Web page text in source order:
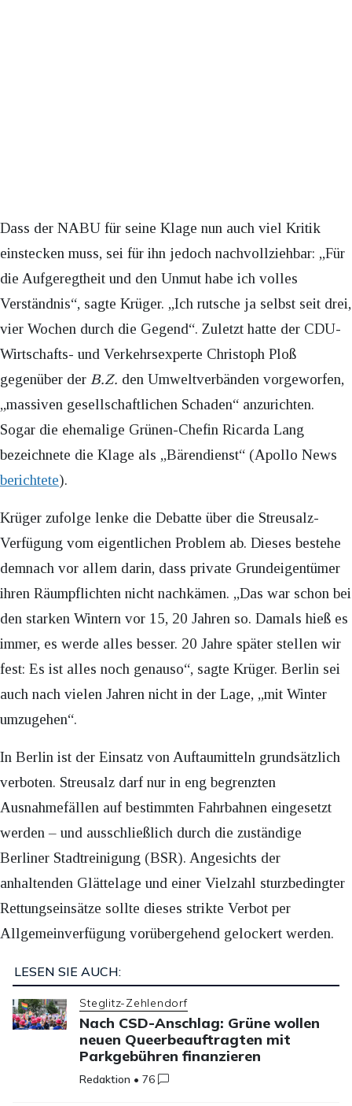
Dass der NABU für seine Klage nun auch viel Kritik
einstecken muss, sei für ihn jedoch nachvollziehbar: „Für
die Aufgeregtheit und den Unmut habe ich volles
Verständnis“, sagte Krüger. „Ich rutsche ja selbst seit drei,
vier Wochen durch die Gegend“. Zuletzt hatte der CDU-
Wirtschafts- und Verkehrsexperte Christoph Ploß
gegenüber der B.Z. den Umweltverbänden vorgeworfen,
„massiven gesellschaftlichen Schaden“ anzurichten.
Sogar die ehemalige Grünen-Chefin Ricarda Lang
bezeichnete die Klage als „Bärendienst“ (Apollo News
berichtete).
Krüger zufolge lenke die Debatte über die Streusalz-
Verfügung vom eigentlichen Problem ab. Dieses bestehe
demnach vor allem darin, dass private Grundeigentümer
ihren Räumpflichten nicht nachkämen. „Das war schon bei
den starken Wintern vor 15, 20 Jahren so. Damals hieß es
immer, es werde alles besser. 20 Jahre später stellen wir
fest: Es ist alles noch genauso“, sagte Krüger. Berlin sei
auch nach vielen Jahren nicht in der Lage, „mit Winter
umzugehen“.
In Berlin ist der Einsatz von Auftaumitteln grundsätzlich
verboten. Streusalz darf nur in eng begrenzten
Ausnahmefällen auf bestimmten Fahrbahnen eingesetzt
werden – und ausschließlich durch die zuständige
Berliner Stadtreinigung (BSR). Angesichts der
anhaltenden Glättelage und einer Vielzahl sturzbedingter
Rettungseinsätze sollte dieses strikte Verbot per
Allgemeinverfügung vorübergehend gelockert werden.
LESEN SIE AUCH:
Steglitz-Zehlendorf
Nach CSD-Anschlag: Grüne wollen
neuen Queerbeauftragten mit
Parkgebühren finanzieren
Redaktion •76